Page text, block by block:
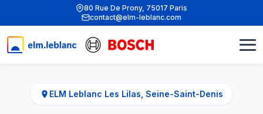
80 Rue De Prony, 75017 Paris
contact@elm-leblanc.com
ELM Leblanc Les Lilas, Seine-Saint-Denis